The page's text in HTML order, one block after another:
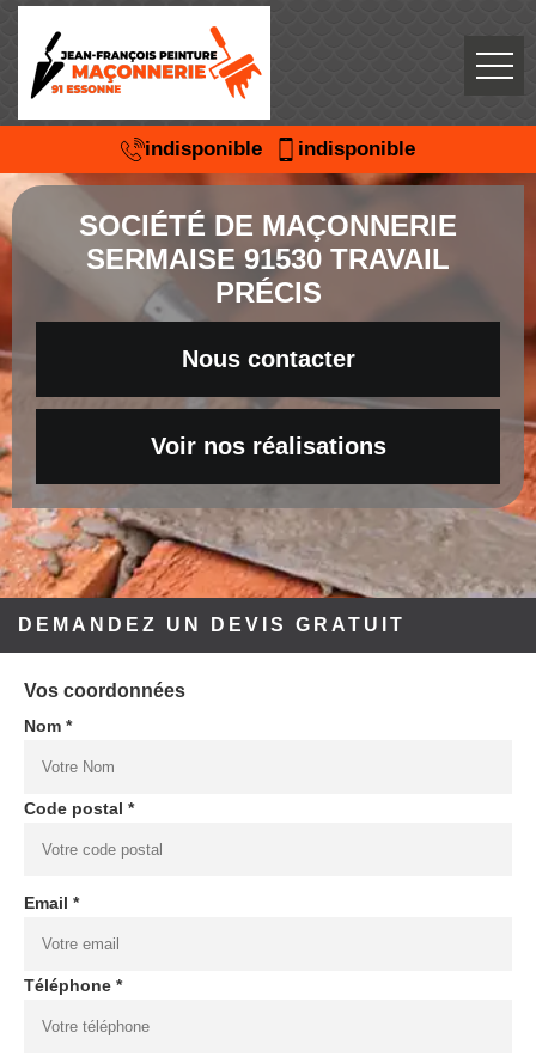
indisponible indisponible
SOCIÉTÉ DE MAÇONNERIE
SERMAISE 91530 TRAVAIL
PRÉCIS
Nous contacter
Voir nos réalisations
DEMANDEZ UN DEVIS GRATUIT
Vos coordonnées
Nom *
Code postal *
Email *
Téléphone *